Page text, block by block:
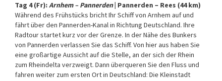
Tag 4 (Fr): Arnhem – Pannerden| Pannerden – Rees (44 km)
Während des Frühstücks bricht Ihr Schiff von Arnhem auf und
fährt über den Pannerden-Kanal in Richtung Deutschland. Ihre
Radtour startet kurz vor der Grenze. In der Nähe des Bunkers
von Pannerden verlassen Sie das Schiff. Von hier aus haben Sie
eine großartige Aussicht auf die Stelle, an der sich der Rhein
zum Rheindelta verzweigt. Dann überqueren Sie den Fluss und
fahren weiter zum ersten Ort in Deutschland: Die Kleinstadt